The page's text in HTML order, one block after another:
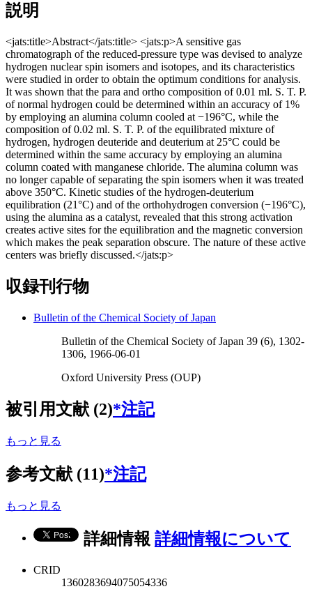
説明
<jats:title>Abstract</jats:title> <jats:p>A sensitive gas
chromatograph of the reduced-pressure type was devised to analyze
hydrogen nuclear spin isomers and isotopes, and its characteristics
were studied in order to obtain the optimum conditions for analysis.
It was shown that the para and ortho composition of 0.01 ml. S. T. P.
of normal hydrogen could be determined within an accuracy of 1%
by employing an alumina column cooled at −196°C, while the
composition of 0.02 ml. S. T. P. of the equilibrated mixture of
hydrogen, hydrogen deuteride and deuterium at 25°C could be
determined within the same accuracy by employing an alumina
column coated with manganese chloride. The alumina column was
no longer capable of separating the spin isomers when it was treated
above 350°C. Kinetic studies of the hydrogen-deuterium
equilibration (21°C) and of the orthohydrogen conversion (−196°C),
using the alumina as a catalyst, revealed that this strong activation
creates active sites for the equilibration and the magnetic conversion
which makes the peak separation obscure. The nature of these active
centers was briefly discussed.</jats:p>
収録刊行物
Bulletin of the Chemical Society of Japan
Bulletin of the Chemical Society of Japan 39 (6), 1302-
1306, 1966-06-01
Oxford University Press (OUP)
被引用文献 (2)*注記
もっと見る
参考文献 (11)*注記
もっと見る
詳細情報 詳細情報について
CRID
1360283694075054336